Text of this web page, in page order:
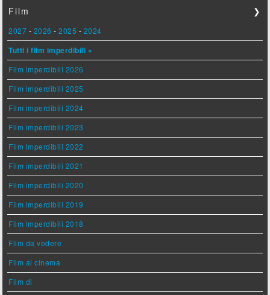
Film ❯
2027 - 2026 -2025 - 2024
Tutti i film imperdibili »
Film imperdibili 2026
Film imperdibili 2025
Film imperdibili 2024
Film imperdibili 2023
Film imperdibili 2022
Film imperdibili 2021
Film imperdibili 2020
Film imperdibili 2019
Film imperdibili 2018
Film da vedere
Film al cinema
Film di